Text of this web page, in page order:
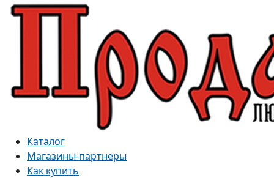
Каталог
Магазины-партнеры
Как купить